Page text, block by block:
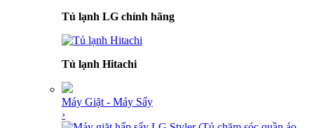
Tủ lạnh LG chính hãng
Tủ lạnh Hitachi
Máy Giặt - Máy Sấy
›